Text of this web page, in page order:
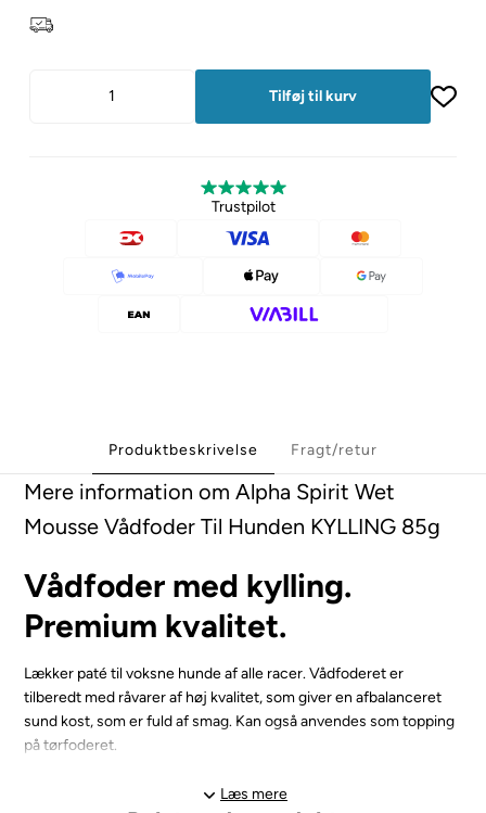
Trustpilot
Produktbeskrivelse Fragt/retur
Mere information om Alpha Spirit Wet
Mousse Vådfoder Til Hunden KYLLING 85g
Vådfoder med kylling.
Premium kvalitet.
Lækker paté til voksne hunde af alle racer. Vådfoderet er
tilberedt med råvarer af høj kvalitet, som giver en afbalanceret
sund kost, som er fuld af smag. Kan også anvendes som topping
på tørfoderet.
Produktet er glutenfrit og indeholder hverken korn, farvestoffer,
Læs mere